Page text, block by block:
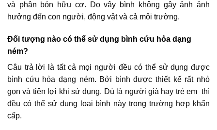
và phân bón hữu cơ. Do vậy bình không gây ảnh ảnh
hưởng đến con người, động vật và cả môi trường.
Đối tượng nào có thể sử dụng bình cứu hỏa dạng
ném?
Câu trả lời là tất cả mọi người đều có thể sử dụng được
bình cứu hỏa dạng ném. Bởi bình được thiết kế rất nhỏ
gọn và tiện lợi khi sử dụng. Dù là người già hay trẻ em thì
đều có thể sử dụng loại bình này trong trường hợp khẩn
cấp.